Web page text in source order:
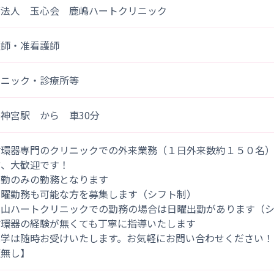
人 玉心会 鹿嶋ハートクリニック
・准看護師
ック・診療所等
神宮駅 から 車30分
器専門のクリニックでの外来業務（１日外来数約１５０名
大歓迎です！
のみの勤務となります
勤務も可能な方を募集します（シフト制）
ハートクリニックでの勤務の場合は日曜出勤があります（
器の経験が無くても丁寧に指導いたします
は随時お受けいたします。お気軽にお問い合わせください
し】